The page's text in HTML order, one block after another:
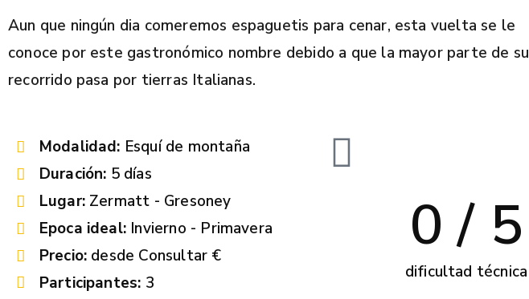
Aun que ningún dia comeremos espaguetis para cenar, esta vuelta se le
conoce por este gastronómico nombre debido a que la mayor parte de su
recorrido pasa por tierras Italianas.
Modalidad: Esquí de montaña
Duración: 5 días
Lugar: Zermatt - Gresoney
Epoca ideal: Invierno - Primavera
Precio: desde Consultar €
Participantes: 3
dificultad técnica
0 / 5